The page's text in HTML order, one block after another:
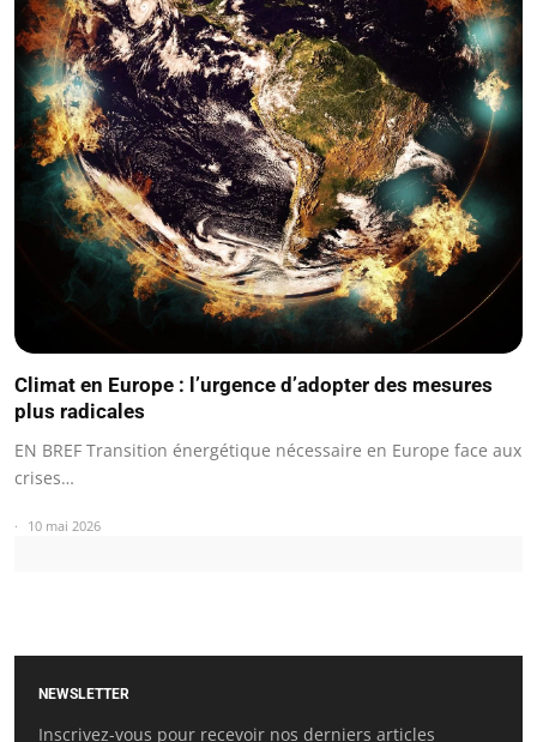
Climat en Europe : l’urgence d’adopter des mesures
plus radicales
EN BREF Transition énergétique nécessaire en Europe face aux
crises…
10 mai 2026
NEWSLETTER
Inscrivez-vous pour recevoir nos derniers articles